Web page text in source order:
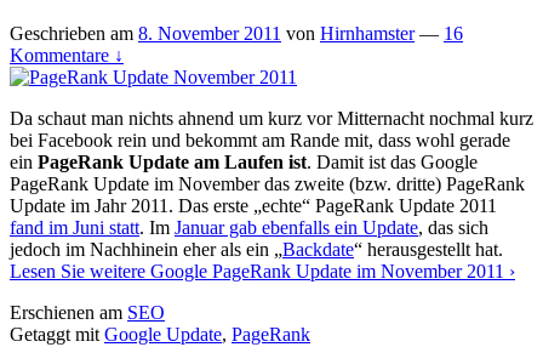
Geschrieben am 8. November 2011 von Hirnhamster — 16
Kommentare ↓
Da schaut man nichts ahnend um kurz vor Mitternacht nochmal kurz
bei Facebook rein und bekommt am Rande mit, dass wohl gerade
ein PageRank Update am Laufen ist. Damit ist das Google
PageRank Update im November das zweite (bzw. dritte) PageRank
Update im Jahr 2011. Das erste „echte“ PageRank Update 2011
fand im Juni statt. Im Januar gab ebenfalls ein Update, das sich
jedoch im Nachhinein eher als ein „Backdate“ herausgestellt hat.
Lesen Sie weitere Google PageRank Update im November 2011 ›
Erschienen am SEO
Getaggt mit Google Update, PageRank